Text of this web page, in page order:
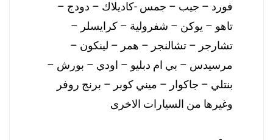
فورد – جيب – جمس -كاديلاك – دودج –
تاهو – يوكن – شفرولية – كرايسلر –
تشارجر – تشالنجر – همر – لينكون –
مرسيدس – بي ام دبليو – اودي – بورش –
بنتلي – جاكوار – ميني كوبر – برنج روفر
وغيرها من السيارات الاخرى